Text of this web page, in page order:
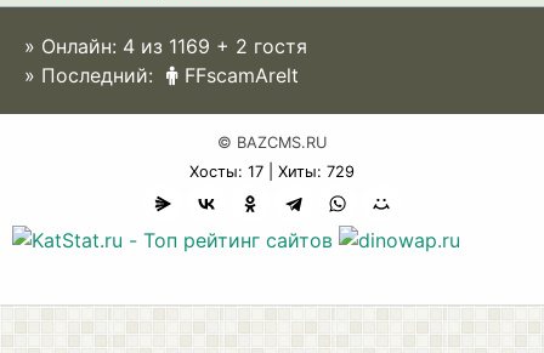
» Онлайн: 4 из 1169 + 2 гостя
» Последний:
FFscamArelt
© BAZCMS.RU
Хосты: 17 | Хиты: 729